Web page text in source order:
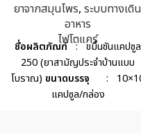
ยาจากสมุนไพร, ระบบทางเดิน
อาหาร
ไฟโตแคร์
ชื่อผลิตภัณฑ์: ขมิ้นชันแคปซูล
250 (ยาสามัญประจำบ้านแบบ
โบราณ) ขนาดบรรจุ
:
แคปซูล/กล่อง